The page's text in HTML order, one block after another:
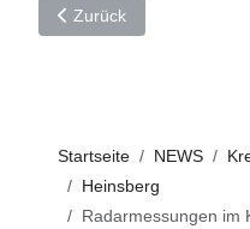
Vorheriger Beitrag:
Zurück
Startseite NEWS
Heinsberg
Radarmessungen im